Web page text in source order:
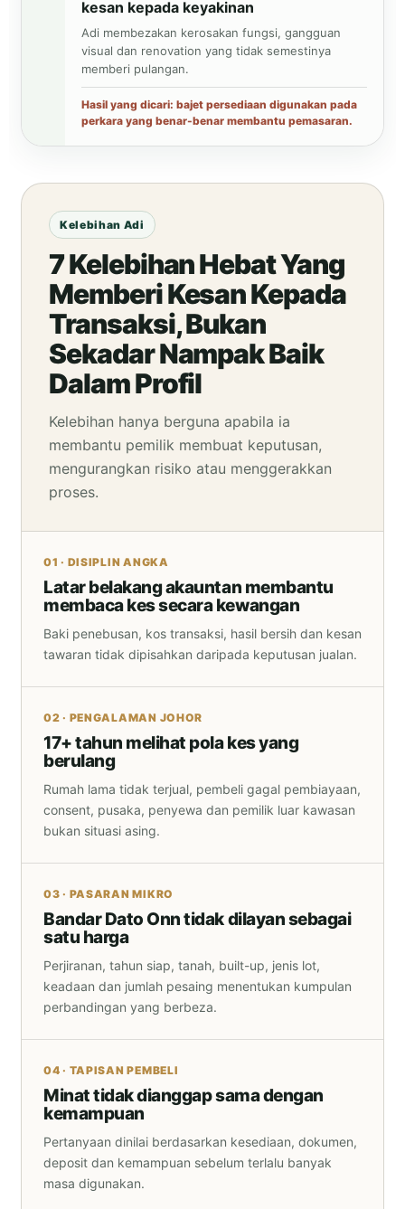
kesan kepada keyakinan
Adi membezakan kerosakan fungsi, gangguan
visual dan renovation yang tidak semestinya
memberi pulangan.
Hasil yang dicari: bajet persediaan digunakan pada
perkara yang benar-benar membantu pemasaran.
Kelebihan Adi
7 Kelebihan Hebat Yang
Memberi Kesan Kepada
Transaksi, Bukan
Sekadar Nampak Baik
Dalam Profil
Kelebihan hanya berguna apabila ia
membantu pemilik membuat keputusan,
mengurangkan risiko atau menggerakkan
proses.
01 · DISIPLIN ANGKA
Latar belakang akauntan membantu
membaca kes secara kewangan
Baki penebusan, kos transaksi, hasil bersih dan kesan
tawaran tidak dipisahkan daripada keputusan jualan.
02 · PENGALAMAN JOHOR
17+ tahun melihat pola kes yang
berulang
Rumah lama tidak terjual, pembeli gagal pembiayaan,
consent, pusaka, penyewa dan pemilik luar kawasan
bukan situasi asing.
03 · PASARAN MIKRO
Bandar Dato Onn tidak dilayan sebagai
satu harga
Perjiranan, tahun siap, tanah, built-up, jenis lot,
keadaan dan jumlah pesaing menentukan kumpulan
perbandingan yang berbeza.
04 · TAPISAN PEMBELI
Minat tidak dianggap sama dengan
kemampuan
Pertanyaan dinilai berdasarkan kesediaan, dokumen,
deposit dan kemampuan sebelum terlalu banyak
masa digunakan.